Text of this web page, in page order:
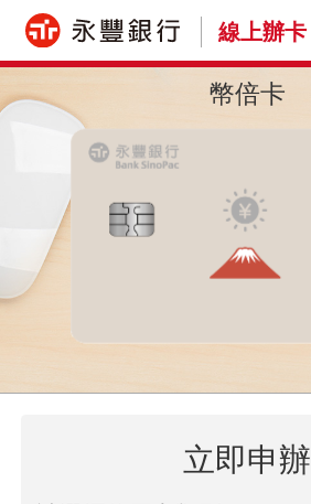
線上辦卡
幣倍卡
立即申辦